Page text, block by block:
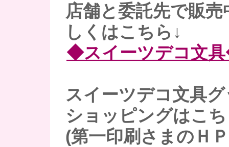
店舗と委託先で販
しくはこちら↓
◆スイーツデコ文
スイーツデコ文具
ショッピングはこ
(第一印刷さまのＨ